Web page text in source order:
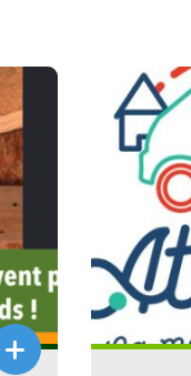
+